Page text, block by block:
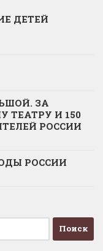
ДЕТЕЙ
ЗА
ТЕАТРУ И 150
РОССИИ
РОССИИ